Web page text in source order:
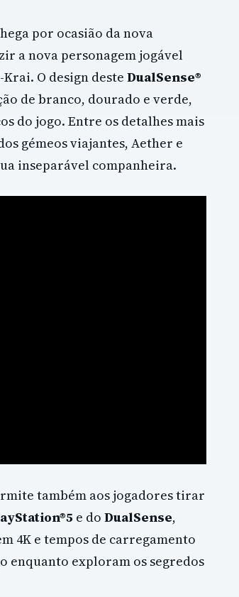
por ocasião da nova
a nova personagem jogável
O design deste DualSense®
de branco, dourado e verde,
do jogo. Entre os detalhes mais
gémeos viajantes, Aether e
inseparável companheira.
também aos jogadores tirar
e do DualSense,
4K e tempos de carregamento
enquanto exploram os segredos